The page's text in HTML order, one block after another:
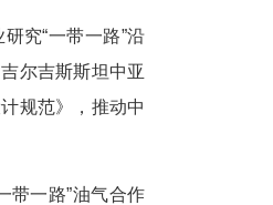
究“一带一路”沿
尔吉斯斯坦中亚
规范》，推动中
带一路”油气合作